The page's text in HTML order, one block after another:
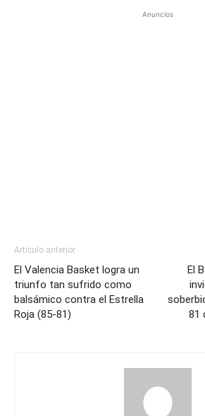
Anuncios
Artículo anterior
El Valencia Basket logra un
triunfo tan sufrido como
balsámico contra el Estrella
Roja (85-81)
El
81